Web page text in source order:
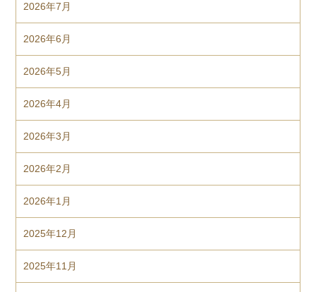
2026年7月
2026年6月
2026年5月
2026年4月
2026年3月
2026年2月
2026年1月
2025年12月
2025年11月